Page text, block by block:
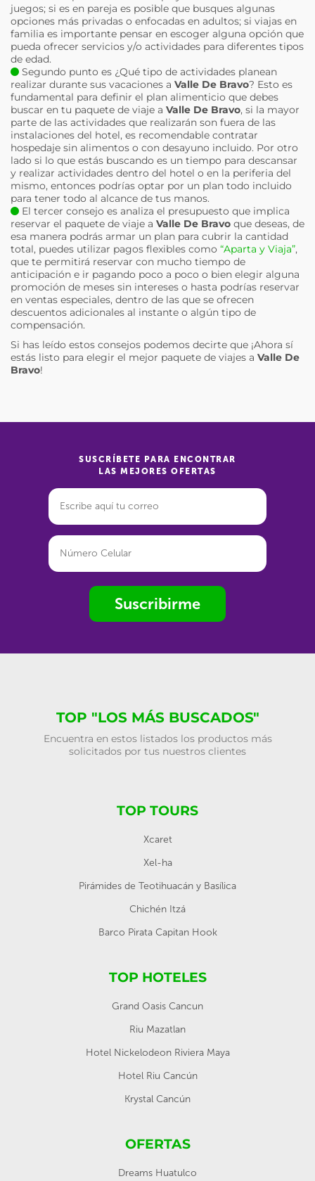
juegos; si es en pareja es posible que busques algunas
opciones más privadas o enfocadas en adultos; si viajas en
familia es importante pensar en escoger alguna opción que
pueda ofrecer servicios y/o actividades para diferentes tipos
de edad.
Segundo punto es ¿Qué tipo de actividades planean
realizar durante sus vacaciones a Valle De Bravo? Esto es
fundamental para definir el plan alimenticio que debes
buscar en tu paquete de viaje a Valle De Bravo, si la mayor
parte de las actividades que realizarán son fuera de las
instalaciones del hotel, es recomendable contratar
hospedaje sin alimentos o con desayuno incluido. Por otro
lado si lo que estás buscando es un tiempo para descansar
y realizar actividades dentro del hotel o en la periferia del
mismo, entonces podrías optar por un plan todo incluido
para tener todo al alcance de tus manos.
El tercer consejo es analiza el presupuesto que implica
reservar el paquete de viaje a Valle De Bravo que deseas, de
esa manera podrás armar un plan para cubrir la cantidad
total, puedes utilizar pagos flexibles como “Aparta y Viaja”,
que te permitirá reservar con mucho tiempo de
anticipación e ir pagando poco a poco o bien elegir alguna
promoción de meses sin intereses o hasta podrías reservar
en ventas especiales, dentro de las que se ofrecen
descuentos adicionales al instante o algún tipo de
compensación.
Si has leído estos consejos podemos decirte que ¡Ahora sí
estás listo para elegir el mejor paquete de viajes a Valle De
Bravo!
SUSCRÍBETE PARA ENCONTRAR
LAS MEJORES OFERTAS
Suscribirme
TOP "LOS MÁS BUSCADOS"
Encuentra en estos listados los productos más
solicitados por tus nuestros clientes
TOP TOURS
Xcaret
Xel-ha
Pirámides de Teotihuacán y Basílica
Chichén Itzá
Barco Pirata Capitan Hook
TOP HOTELES
Grand Oasis Cancun
Riu Mazatlan
Hotel Nickelodeon Riviera Maya
Hotel Riu Cancún
Krystal Cancún
OFERTAS
Dreams Huatulco